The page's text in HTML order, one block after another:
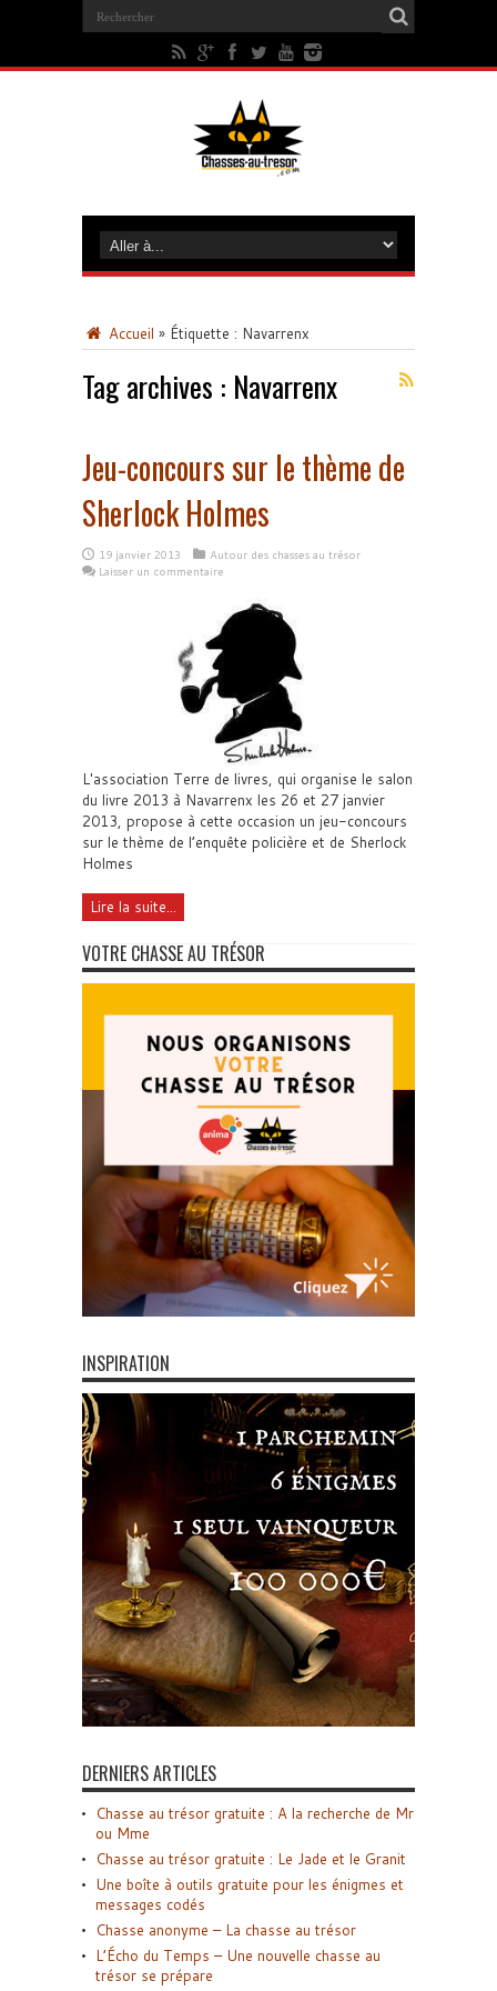
Accueil » Étiquette : Navarrenx
Tag archives : Navarrenx
Jeu-concours sur le thème de
Sherlock Holmes
19 janvier 2013
Autour des chasses au trésor
Laisser un commentaire
L'association Terre de livres, qui organise le salon
du livre 2013 à Navarrenx les 26 et 27 janvier
2013, propose à cette occasion un jeu-concours
sur le thème de l’enquête policière et de Sherlock
Holmes
Lire la suite...
VOTRE CHASSE AU TRÉSOR
INSPIRATION
DERNIERS ARTICLES
Chasse au trésor gratuite : A la recherche de Mr
ou Mme
Chasse au trésor gratuite : Le Jade et le Granit
Une boîte à outils gratuite pour les énigmes et
messages codés
Chasse anonyme – La chasse au trésor
L’Écho du Temps – Une nouvelle chasse au
trésor se prépare